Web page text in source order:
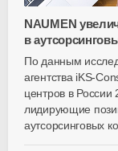
NAUMEN
в
По данным
агентства iKS-
центров в
лидирующие
аутсорсинговых